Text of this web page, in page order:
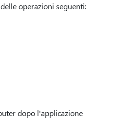
operazioni seguenti:
dopo l'applicazione